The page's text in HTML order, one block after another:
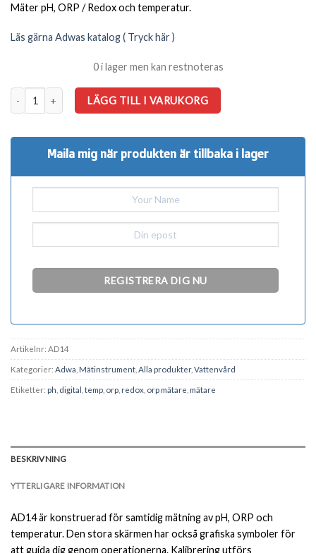
Mäter pH, ORP / Redox och temperatur.
Läs gärna Adwas katalog ( Tryck här )
0 i lager men kan restnoteras
Adwa PH-ORP & temp-mätare mängd
LÄGG TILL I VARUKORG
Maila mig när produkten är tillbaka i lager
Artikelnr: AD14
Kategorier: Adwa Mätinstrument Alla produkter, Vattenvård
Etiketter: ph digital temp orp redox orp mätare mätare
BESKRIVNING
YTTERLIGARE INFORMATION
AD14 är konstruerad för samtidig mätning av pH, ORP och
temperatur. Den stora skärmen har också grafiska symboler för
att guida dig genom operationerna. Kalibrering utförs